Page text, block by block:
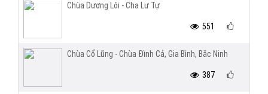
Chùa Dương Lôi - Cha Lư Tự
551
Chùa Cổ Lũng - Chùa Đình Cả, Gia Bình, Bắc Ninh
387